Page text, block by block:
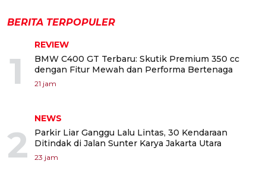
BERITA TERPOPULER
1
REVIEW
BMW C400 GT Terbaru: Skutik Premium 350 cc
dengan Fitur Mewah dan Performa Bertenaga
21 jam
2
NEWS
Parkir Liar Ganggu Lalu Lintas, 30 Kendaraan
Ditindak di Jalan Sunter Karya Jakarta Utara
23 jam